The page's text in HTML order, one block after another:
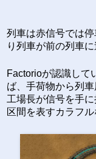
列車は赤信号では
り列車が前の列車
Factorioが認識して
ば、手荷物から列
工場長が信号を手
区間を表すカラフル